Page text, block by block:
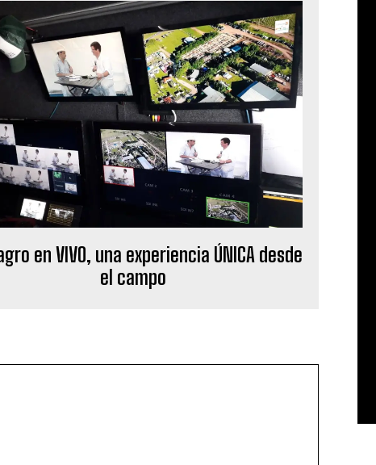
en VIVO, una experiencia ÚNICA desde
el campo